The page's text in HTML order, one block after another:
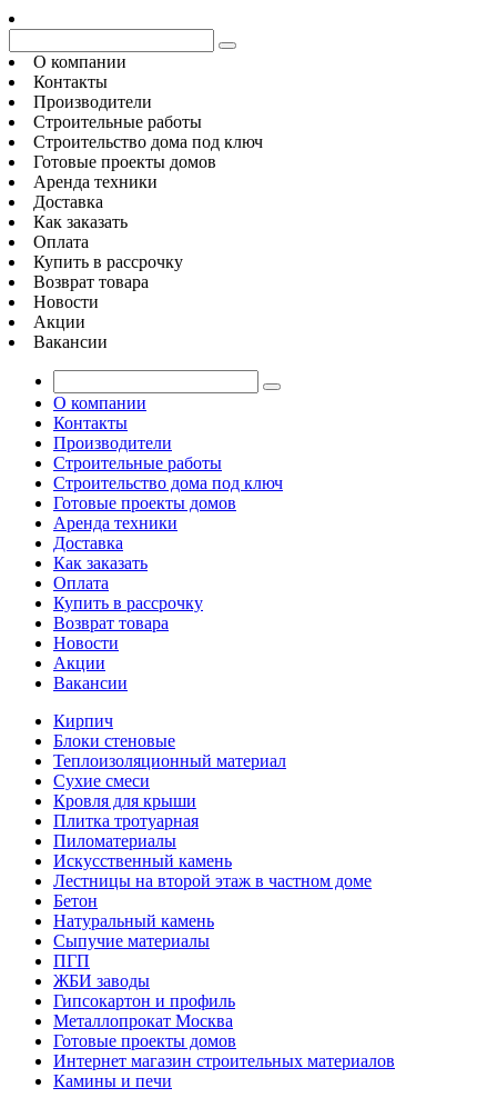
О компании
Контакты
Производители
Строительные работы
Строительство дома под ключ
Готовые проекты домов
Аренда техники
Доставка
Как заказать
Оплата
Купить в рассрочку
Возврат товара
Новости
Акции
Вакансии
О компании
Контакты
Производители
Строительные работы
Строительство дома под ключ
Готовые проекты домов
Аренда техники
Доставка
Как заказать
Оплата
Купить в рассрочку
Возврат товара
Новости
Акции
Вакансии
Кирпич
Блоки стеновые
Теплоизоляционный материал
Сухие смеси
Кровля для крыши
Плитка тротуарная
Пиломатериалы
Искусственный камень
Лестницы на второй этаж в частном доме
Бетон
Натуральный камень
Сыпучие материалы
ПГП
ЖБИ заводы
Гипсокартон и профиль
Металлопрокат Москва
Готовые проекты домов
Интернет магазин строительных материалов
Камины и печи